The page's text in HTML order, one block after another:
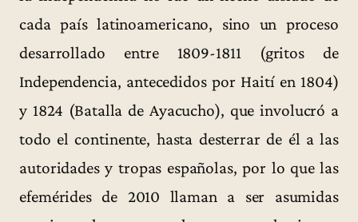
cada país latinoamericano, sino un proceso
desarrollado entre 1809-1811 (gritos de
Independencia, antecedidos por Haití en 1804)
y 1824 (Batalla de Ayacucho), que involucró a
todo el continente, hasta desterrar de él a las
autoridades y tropas españolas, por lo que las
efemérides de 2010 llaman a ser asumidas